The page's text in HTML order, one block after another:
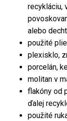
recykláciu,
alebo
použité
plexisklo,
porcelán,
molitan v
flakóny od
ďalej
použité